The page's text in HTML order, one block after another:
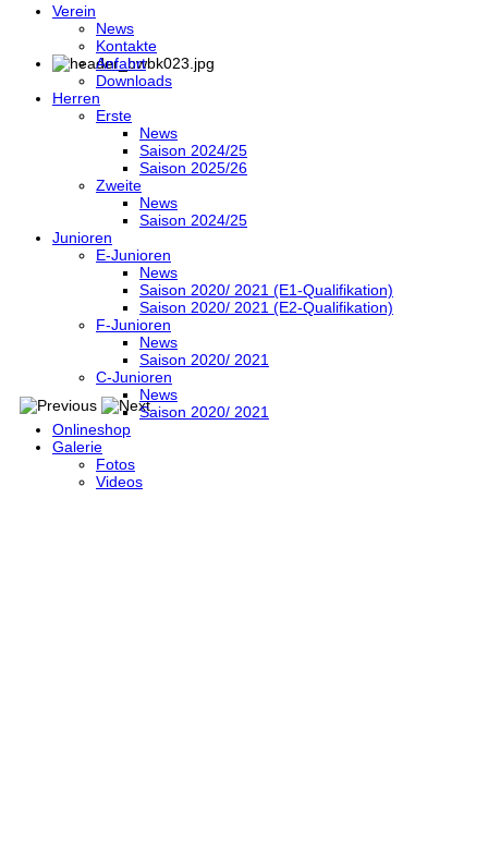
Verein
News
Kontakte
Anfahrt
Downloads
Herren
Erste
News
Saison 2024/25
Saison 2025/26
Zweite
News
Saison 2024/25
Junioren
E-Junioren
News
Saison 2020/ 2021 (E1-Qualifikation)
Saison 2020/ 2021 (E2-Qualifikation)
F-Junioren
News
Saison 2020/ 2021
C-Junioren
News
Saison 2020/ 2021
Onlineshop
Galerie
Fotos
Videos